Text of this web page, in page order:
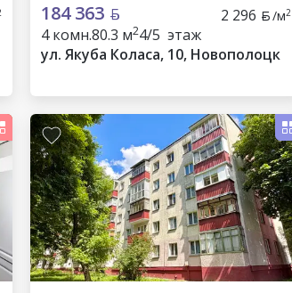
184 363 2 296 /м2
4 комн.80.3 м24/5 этаж
ул. Якуба Коласа, 10, Новополоцк